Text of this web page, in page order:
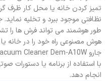
تمیز کردن خانه یا محل کار ظرف
طور هوشمند می تواند فرش ها را
هوش مصنوعی راه خود را در خانه
با استفاده از برنامه یا دستورات
انجام دهد.